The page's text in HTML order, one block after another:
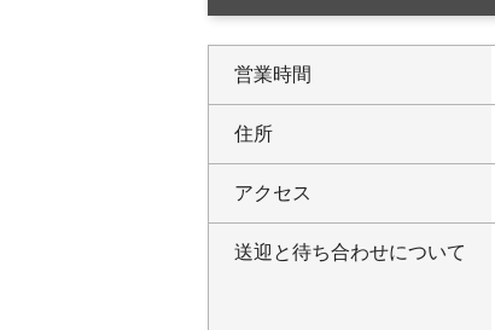
営業時間
住所
アクセス
送迎と待ち合わせについて